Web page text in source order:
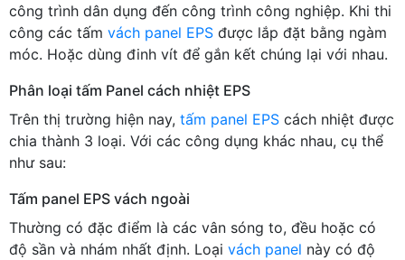
công trình dân dụng đến công trình công nghiệp. Khi thi
công các tấm vách panel EPS được lắp đặt bằng ngàm
móc. Hoặc dùng đinh vít để gắn kết chúng lại với nhau.
Phân loại tấm Panel cách nhiệt EPS
Trên thị trường hiện nay, tấm panel EPS cách nhiệt được
chia thành 3 loại. Với các công dụng khác nhau, cụ thể
như sau:
Tấm panel EPS vách ngoài
Thường có đặc điểm là các vân sóng to, đều hoặc có
độ sần và nhám nhất định. Loại vách panel này có độ